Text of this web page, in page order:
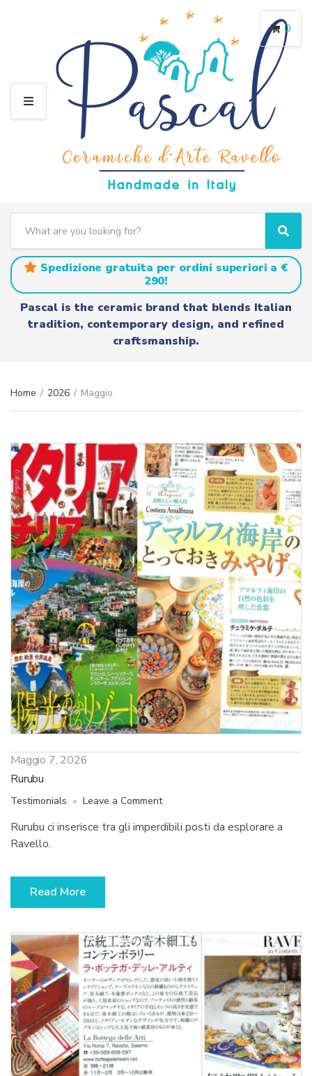
M
a
t
g
a
r
c
h
S
e
a
r
c
h
Spedizione gratuita per ordini superiori a €
290!
Pascal is the ceramic brand that blends Italian
tradition, contemporary design, and refined
craftsmanship.
0
Home / 2026 / Maggio
Maggio 7, 2026
Rurubu
Testimonials Leave a Commenton
Rurubu ci inserisce tra gli imperdibili posti da esplorare a
Ravello.
Read More